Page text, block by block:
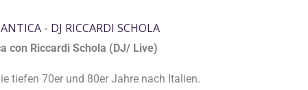
- DJ RICCARDI SCHOLA
con Riccardi Schola (DJ/ Live)
tiefen 70er und 80er Jahre nach Italien.